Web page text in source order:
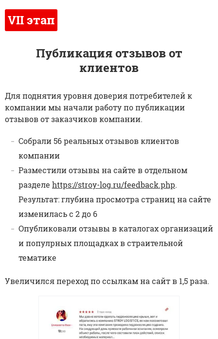
Публикация отзывов от
клиентов
Для поднятия уровня доверия потребителей к
компании мы начали работу по публикации
отзывов от заказчиков компании.
Собрали 56 реальных отзывов клиентов
компании
Разместили отзывы на сайте в отдельном
разделе https://stroy-log.ru/feedback.php.
Результат: глубина просмотра страниц на сайте
изменилась с 2 до 6
Опубликовали отзывы в каталогах организаций
и популрных площадках в страительной
тематике
Увеличился переход по ссылкам на сайт в 1,5 раза.